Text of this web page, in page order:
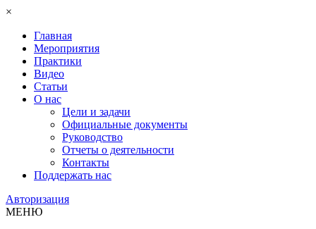
×
Главная
Мероприятия
Практики
Видео
Статьи
О нас
Цели и задачи
Официальные документы
Руководство
Отчеты о деятельности
Контакты
Поддержать нас
Авторизация
МЕНЮ